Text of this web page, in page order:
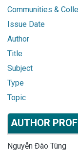
Communities &
Issue Date
Author
Title
Subject
Type
Topic
AUTHOR
Nguyễn Đào Tùng